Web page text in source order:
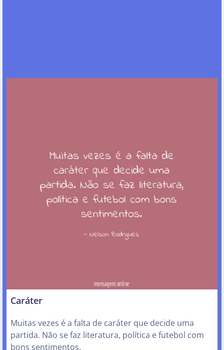
Caráter
Muitas vezes é a falta de caráter que decide uma
partida. Não se faz literatura, política e futebol com
bons sentimentos.